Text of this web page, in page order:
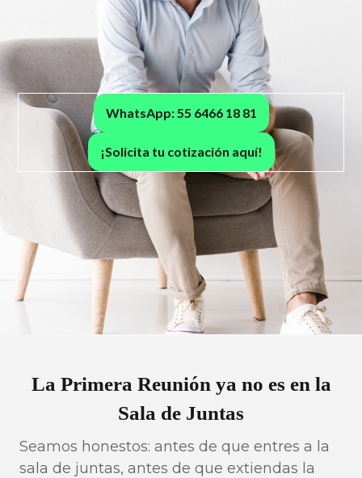
WhatsApp: 55 6466 18 81
¡Solicita tu cotización aquí!
La Primera Reunión ya no es en la
Sala de Juntas
Seamos honestos: antes de que entres a la
sala de juntas, antes de que extiendas la